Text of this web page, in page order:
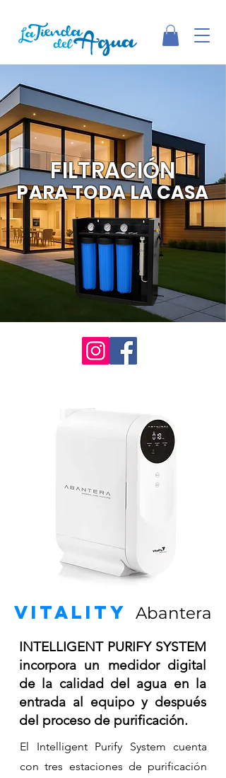
FILTRACIÓN
PARA TODA LA CASA
VITALITY Abantera
INTELLIGENT PURIFY SYSTEM
incorpora un medidor digital
de la calidad del agua en la
entrada al equipo y después
del proceso de purificación.
El Intelligent Purify System cuenta
con tres estaciones de purificación